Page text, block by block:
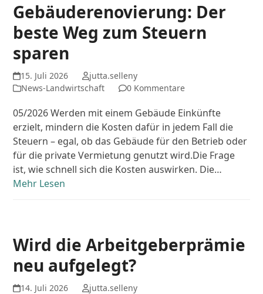
Gebäuderenovierung: Der
beste Weg zum Steuern
sparen
15. Juli 2026
jutta.selleny
News-Landwirtschaft
0 Kommentare
05/2026 Werden mit einem Gebäude Einkünfte
erzielt, mindern die Kosten dafür in jedem Fall die
Steuern – egal, ob das Gebäude für den Betrieb oder
für die private Vermietung genutzt wird.Die Frage
ist, wie schnell sich die Kosten auswirken. Die…
Mehr Lesen
Wird die Arbeitgeberprämie
neu aufgelegt?
14. Juli 2026
jutta.selleny